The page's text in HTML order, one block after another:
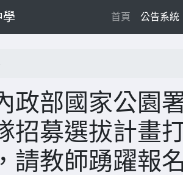
學 首頁(current)
公告系統
政部國家公園
招募選拔計畫
請教師踴躍報